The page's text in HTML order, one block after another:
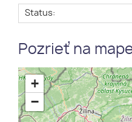
Status:
Pozrieť na
+
−